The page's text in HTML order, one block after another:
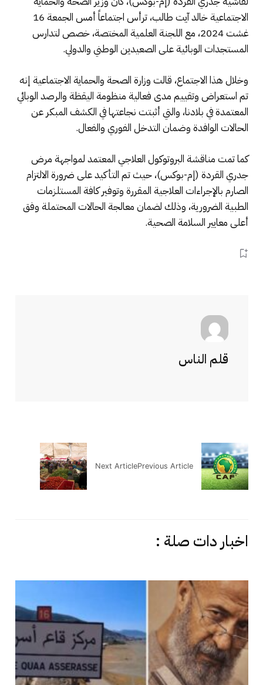
الاجتماعية خالد آيت طالب، ترأس اجتماعاً أمس الجمعة 16
غشت 2024، مع اللجنة العلمية المختصة، خصص لتدارس
المستجدات الوبائية على الصعيدين الوطني والدولي.
وخلال هذا الاجتماع، قالت وزارة الصحة والحماية الاجتماعية إنه
تم استعراض وتقييم مدى فعالية منظومة اليقظة والرصد الوبائي
المعتمدة في بلادنا، والتي أثبتت نجاعتها في الكشف المبكر عن
الحالات الوافدة وضمان التدخل الفوري والفعال.
كما تمت مناقشة البروتوكول العلاجي المعتمد لمواجهة مرض
جدري القردة (إم-بوكس)، حيث تم التأكيد على ضرورة الالتزام
الصارم بالإجراءات العلاجية المقررة وتوفير كافة المستلزمات
الطبية الضرورية، وذلك لضمان معالجة الحالات المحتملة وفق
أعلى معايير السلامة الصحية.
قلم الناس
Previous Article
Next Article
اخبار دات صلة :